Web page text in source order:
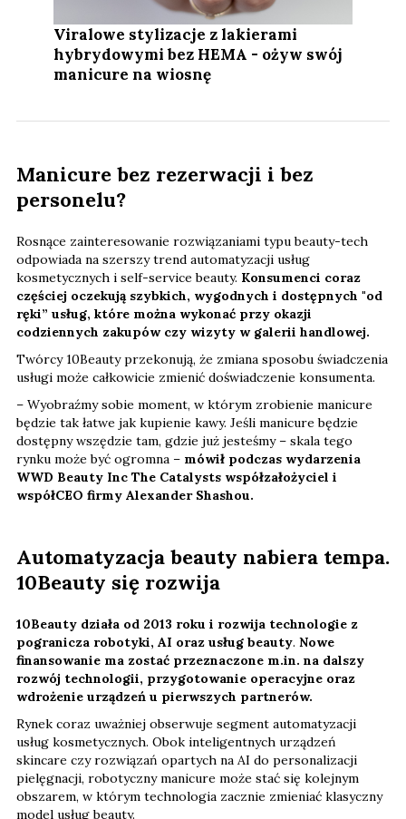
Viralowe stylizacje z lakierami
hybrydowymi bez HEMA - ożyw swój
manicure na wiosnę
Manicure bez rezerwacji i bez
personelu?
Rosnące zainteresowanie rozwiązaniami typu beauty-tech
odpowiada na szerszy trend automatyzacji usług
kosmetycznych i self-service beauty. Konsumenci coraz
częściej oczekują szybkich, wygodnych i dostępnych "od
ręki” usług, które można wykonać przy okazji
codziennych zakupów czy wizyty w galerii handlowej.
Twórcy 10Beauty przekonują, że zmiana sposobu świadczenia
usługi może całkowicie zmienić doświadczenie konsumenta.
– Wyobraźmy sobie moment, w którym zrobienie manicure
będzie tak łatwe jak kupienie kawy. Jeśli manicure będzie
dostępny wszędzie tam, gdzie już jesteśmy – skala tego
rynku może być ogromna – mówił podczas wydarzenia
WWD Beauty Inc The Catalysts współzałożyciel i
współCEO firmy Alexander Shashou.
Automatyzacja beauty nabiera tempa.
10Beauty się rozwija
10Beauty działa od 2013 roku i rozwija technologie z
pogranicza robotyki, AI oraz usług beauty. Nowe
finansowanie ma zostać przeznaczone m.in. na dalszy
rozwój technologii, przygotowanie operacyjne oraz
wdrożenie urządzeń u pierwszych partnerów.
Rynek coraz uważniej obserwuje segment automatyzacji
usług kosmetycznych. Obok inteligentnych urządzeń
skincare czy rozwiązań opartych na AI do personalizacji
pielęgnacji, robotyczny manicure może stać się kolejnym
obszarem, w którym technologia zacznie zmieniać klasyczny
model usług beauty.